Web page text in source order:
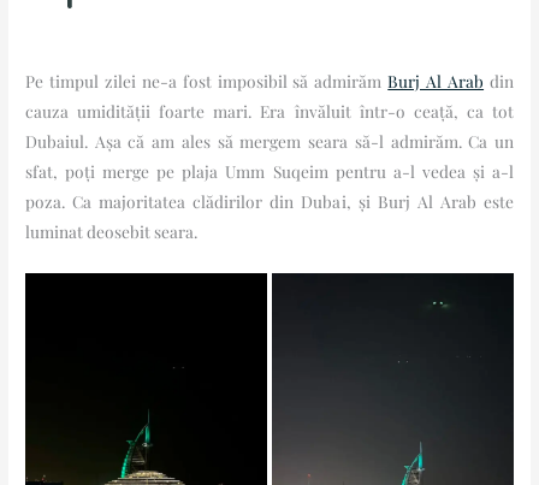
Pe timpul zilei ne-a fost imposibil să admirămBurj Al Arab din
cauza umidității foarte mari. Era învăluit într-o ceață, ca tot
Dubaiul. Așa că am ales să mergem seara să-l admirăm. Ca un
sfat, poți merge pe plaja Umm Suqeim pentru a-l vedea și a-l
poza. Ca majoritatea clădirilor din Dubai, și Burj Al Arab este
luminat deosebit seara.